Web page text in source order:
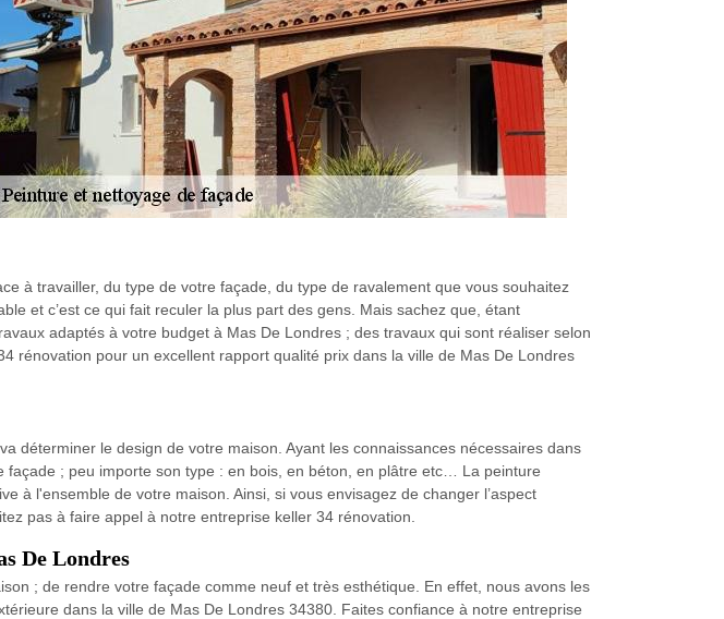
à travailler, du type de votre façade, du type de ravalement que vous souhaitez
et c’est ce qui fait reculer la plus part des gens. Mais sachez que, étant
adaptés à votre budget à Mas De Londres ; des travaux qui sont réaliser selon
rénovation pour un excellent rapport qualité prix dans la ville de Mas De Londres
déterminer le design de votre maison. Ayant les connaissances nécessaires dans
; peu importe son type : en bois, en béton, en plâtre etc… La peinture
à l'ensemble de votre maison. Ainsi, si vous envisagez de changer l’aspect
pas à faire appel à notre entreprise keller 34 rénovation.
De Londres
; de rendre votre façade comme neuf et très esthétique. En effet, nous avons les
dans la ville de Mas De Londres 34380. Faites confiance à notre entreprise